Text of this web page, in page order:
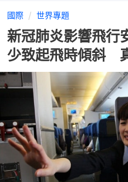
國際 世界專題
新冠肺炎影響飛行
少致起飛時傾斜